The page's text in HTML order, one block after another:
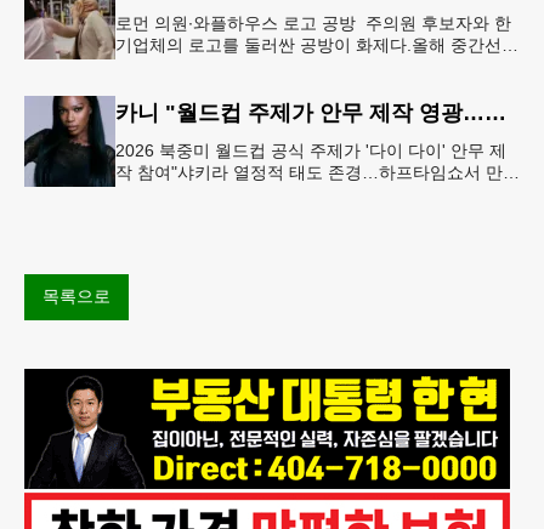
로먼 의원∙와플하우스 로고 공방 주의원 후보자와 한
기업체의 로고를 둘러싼 공방이 화제다.올해 중간선거
카니 "월드컵 주제가 안무 제작 영광…춤은 국경 없는 언어"
2026 북중미 월드컵 공식 주제가 '다이 다이' 안무 제
작 참여"샤키라 열정적 태도 존경…하프타임쇼서 만난
목록으로